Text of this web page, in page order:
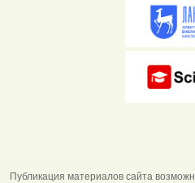
Публикация материалов сайта